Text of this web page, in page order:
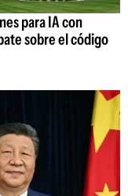
para IA con
sobre el código